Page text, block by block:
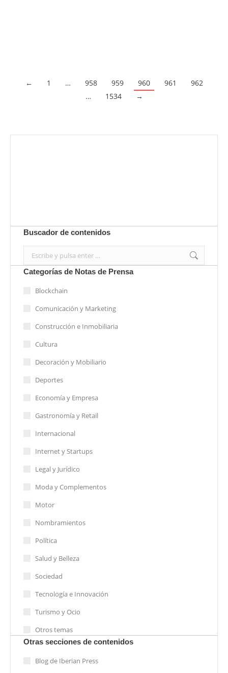
← 1 … 958 959 960 961
962
…
1534 →
Buscador de contenidos
Categorías de Notas de Prensa
Blockchain
Comunicación y Marketing
Construcción e Inmobiliaria
Cultura
Decoración y Mobiliario
Deportes
Economía y Empresa
Gastronomía y Retail
Internacional
Internet y Startups
Legal y Jurídico
Moda y Complementos
Motor
Nombramientos
Política
Salud y Belleza
Sociedad
Tecnología e Innovación
Turismo y Ocio
Otros temas
Otras secciones de contenidos
Blog de Iberian Press